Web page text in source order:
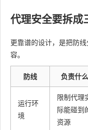
代理安全要拆成
更靠谱的设计，是把防
容。
防线 负责什么
运行环
境
限制代理
际能碰到
资源